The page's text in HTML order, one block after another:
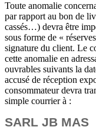
Toute anomalie
par rapport au bon de
cassés…) devra être
sous forme de «
signature du client. Le
cette anomalie en
ouvrables suivants la
accusé de réception
consommateur devra
simple courrier à :
SARL JB MAS